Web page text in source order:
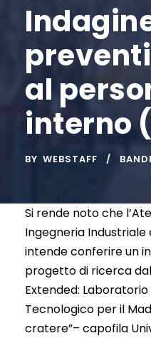
al
interno
BY WEBSTAFF
Si rende noto che
Ingegneria
intende conferire un
progetto di ricerca
Extended:
Tecnologico per il
cratere”– capofila